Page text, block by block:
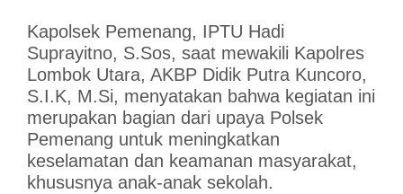
Kapolsek Pemenang, IPTU Hadi
Suprayitno, S.Sos, saat mewakili Kapolres
Lombok Utara, AKBP Didik Putra Kuncoro,
S.I.K, M.Si, menyatakan bahwa kegiatan ini
merupakan bagian dari upaya Polsek
Pemenang untuk meningkatkan
keselamatan dan keamanan masyarakat,
khususnya anak-anak sekolah.